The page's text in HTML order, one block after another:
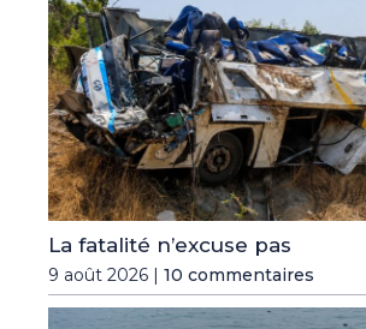
La fatalité n’excuse pas
9 août 2026 | 10 commentaires